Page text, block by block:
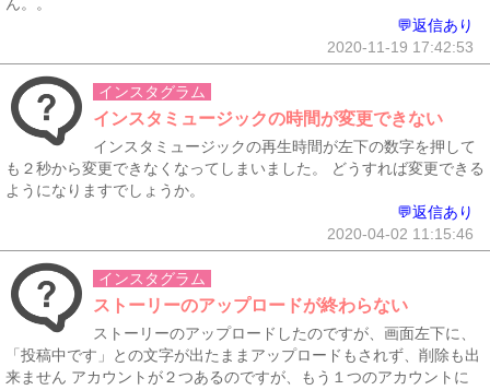
💬返信あり
2020-11-19 17:42:53
インスタグラム
インスタミュージックの時間が変更できない
インスタミュージックの再生時間が左下の数字を押して
も２秒から変更できなくなってしまいました。 どうすれば変更できる
ようになりますでしょうか。
💬返信あり
2020-04-02 11:15:46
インスタグラム
ストーリーのアップロードが終わらない
ストーリーのアップロードしたのですが、画面左下に、
「投稿中です」との文字が出たままアップロードもされず、削除も出
来ません アカウントが２つあるのですが、もう１つのアカウントに